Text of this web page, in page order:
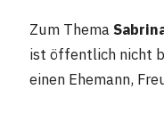
Zum Thema
ist öffentlich nicht
einen Ehemann,